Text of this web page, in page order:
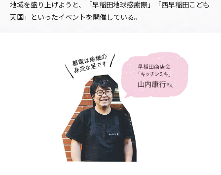
地域を盛り上げようと、「早稲田地球感謝際」「西早稲田こども
天国」といったイベントを開催している。